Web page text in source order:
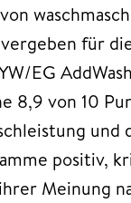
für
EG AddWash
8,9 von 10
und
positiv,
Meinung